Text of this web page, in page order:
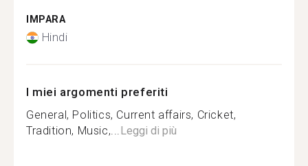
IMPARA
Hindi
I miei argomenti preferiti
General, Politics, Current affairs, Cricket,
Tradition, Music,...Leggi di più